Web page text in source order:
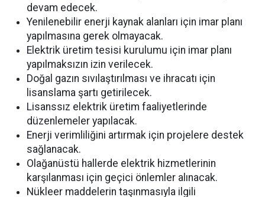
devam edecek.
Yenilenebilir enerji kaynak alanları için imar planı
yapılmasına gerek olmayacak.
Elektrik üretim tesisi kurulumu için imar planı
yapılmaksızın izin verilecek.
Doğal gazın sıvılaştırılması ve ihracatı için
lisanslama şartı getirilecek.
Lisanssız elektrik üretim faaliyetlerinde
düzenlemeler yapılacak.
Enerji verimliliğini artırmak için projelere destek
sağlanacak.
Olağanüstü hallerde elektrik hizmetlerinin
karşılanması için geçici önlemler alınacak.
Nükleer maddelerin taşınmasıyla ilgili